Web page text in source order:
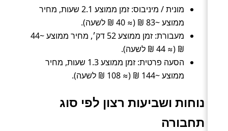
מונית / מיניבוס: זמן ממוצע 2.1 שעות, מחיר
ממוצע ~83 ₪ (≈ 40 ₪ לשעה).
מעבורת: זמן ממוצע 52 דק׳, מחיר ממוצע ~44
₪ (≈ 44 ₪ לשעה).
הסעה פרטית: זמן ממוצע 1.3 שעות, מחיר
ממוצע ~144 ₪ (≈ 108 ₪ לשעה).
נוחות ושביעות רצון לפי סוג
תחבורה